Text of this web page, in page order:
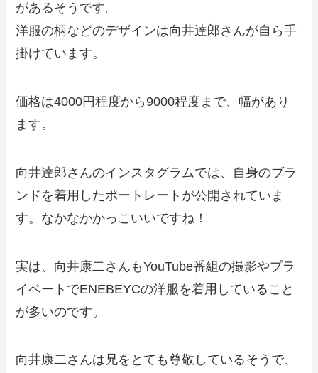
があるそうです。
洋服の柄などのデザインは向井達郎さんが自ら手
掛けています。
価格は4000円程度から9000程度まで、幅があり
ます。
向井達郎さんのインスタグラムでは、自身のブラ
ンドを着用したポートレートが公開されていま
す。なかなかかっこいいですね！
実は、向井康二さんもYouTube番組の撮影やプラ
イベートでENEBEYCの洋服を着用していること
が多いのです。
向井康二さんは兄をとても尊敬しているそうで、